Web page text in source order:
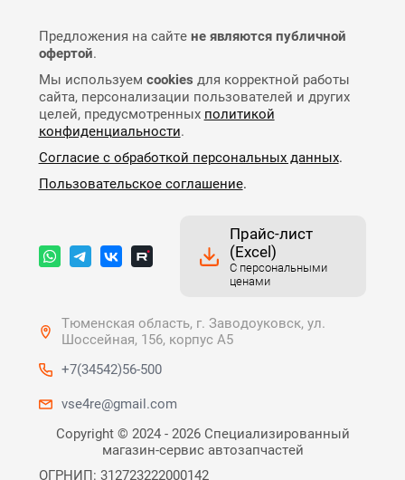
Предложения на сайте не являются публичной
офертой.
Мы используем cookies для корректной работы
сайта, персонализации пользователей и других
целей, предусмотренных политикой
конфиденциальности.
Согласие с обработкой персональных данных.
Пользовательское соглашение.
Прайс-лист
(Excel)
С персональными
ценами
Тюменская область, г. Заводоуковск, ул.
Шоссейная, 156, корпус А5
+7(34542)56-500
vse4re@gmail.com
Copyright © 2024 - 2026 Специализированный
магазин-сервис автозапчастей
ОГРНИП: 312723222000142